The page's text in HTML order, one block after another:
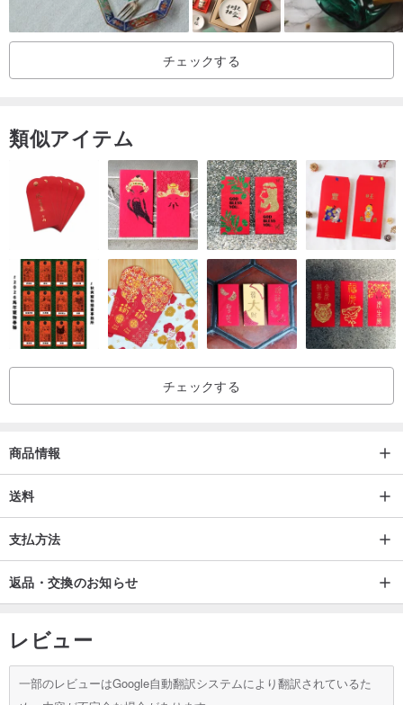
るものではありませんので、違いが認められない方はご注文をお控
えください。
チェックする
類似アイテム
チェックする
商品情報
送料
支払方法
返品・交換のお知らせ
レビュー
一部のレビューはGoogle自動翻訳システムにより翻訳されているた